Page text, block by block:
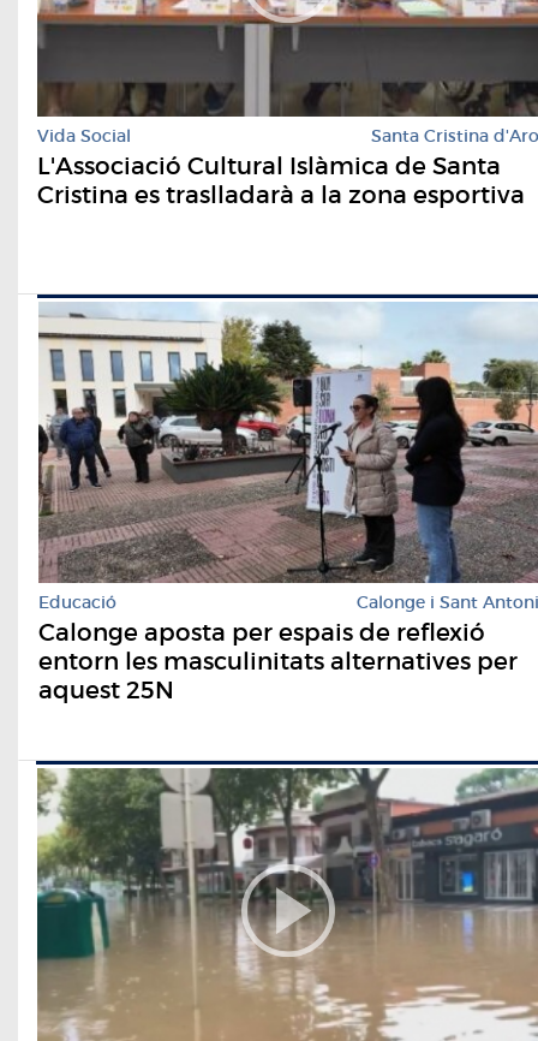
Vida Social Santa Cristina d'Aro
L'Associació Cultural Islàmica de Santa
Cristina es traslladarà a la zona esportiva
Educació Calonge i Sant Antoni
Calonge aposta per espais de reflexió
entorn les masculinitats alternatives per
aquest 25N